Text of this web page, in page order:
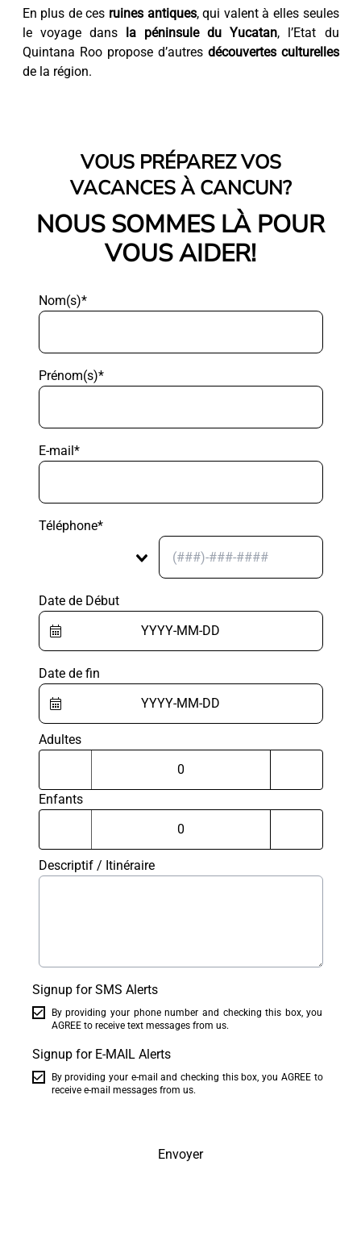
En plus de ces ruines antiques, qui valent à elles seules
le voyage dans
la péninsule du Yucatan, l’Etat du
Quintana Roo propose d’autres découvertes culturelles
de la région.
VOUS PRÉPAREZ VOS
VACANCES À CANCUN?
NOUS SOMMES LÀ POUR
VOUS AIDER!
Nom(s)*
Prénom(s)*
E-mail*
Téléphone*
Date de Début
Date de fin
Adultes
Enfants
Descriptif / Itinéraire
Signup for SMS Alerts
By providing your phone number and checking this box, you
AGREE to receive text messages from us.
Signup for E-MAIL Alerts
By providing your e-mail and checking this box, you AGREE to
receive e-mail messages from us.
Envoyer